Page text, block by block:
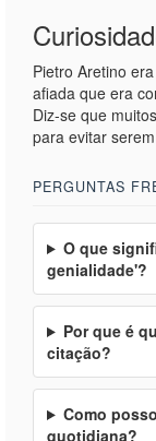
Pietro Aretino
afiada que era
Diz-se que
para evitar
PERGUNTAS
O que
genialidade'?
Por que é
citação?
Como
quotidiana?